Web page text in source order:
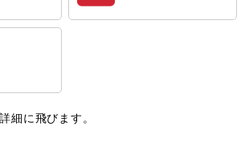
細に飛びます。